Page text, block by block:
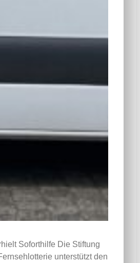
Soforthilfe Die Stiftung
unterstützt den